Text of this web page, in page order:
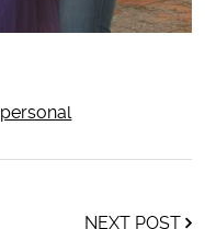
personal
NEXT POST